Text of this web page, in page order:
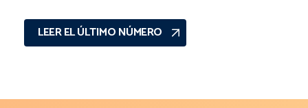
LEER EL ÚLTIMO NÚMERO